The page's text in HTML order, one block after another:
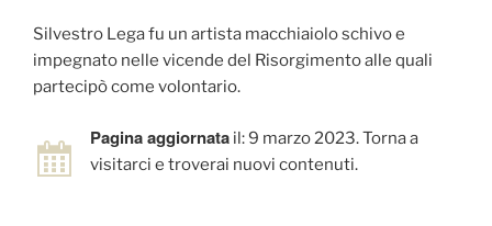
Silvestro Lega fu un artista macchiaiolo schivo e
impegnato nelle vicende del Risorgimento alle quali
partecipò come volontario.
Pagina aggiornata il: 9 marzo 2023. Torna a
visitarci e troverai nuovi contenuti.